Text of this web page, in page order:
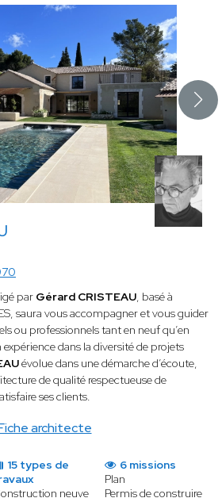
architecte
par Gérard CRISTEAU, basé à
saura vous accompagner et vous guider
ou professionnels tant en neuf qu’en
dans la diversité de projets
évolue dans une démarche d’écoute,
de qualité respectueuse de
ses clients.
15 types de
neuve
6 missions
Plan
Permis de construire